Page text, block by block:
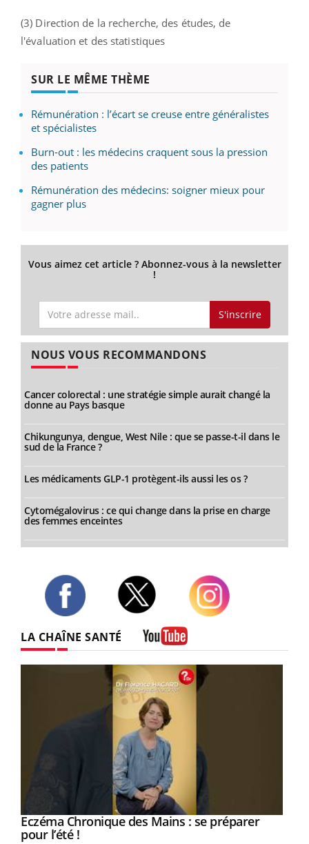
(3) Direction de la recherche, des études, de
l'évaluation et des statistiques
SUR LE MÊME THÈME
Rémunération : l’écart se creuse entre généralistes
et spécialistes
Burn-out : les médecins craquent sous la pression
des patients
Rémunération des médecins: soigner mieux pour
gagner plus
Vous aimez cet article ? Abonnez-vous à la newsletter
!
S'inscrire
NOUS VOUS RECOMMANDONS
Cancer colorectal : une stratégie simple aurait changé la
donne au Pays basque
Chikungunya, dengue, West Nile : que se passe-t-il dans le
sud de la France ?
Les médicaments GLP-1 protègent-ils aussi les os ?
Cytomégalovirus : ce qui change dans la prise en charge
des femmes enceintes
LA CHAÎNE SANTÉ
Youtube
Eczéma Chronique des Mains : se préparer
pour l’été !Youtube